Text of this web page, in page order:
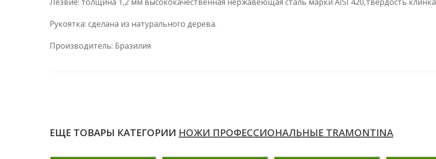
Рукоятка: сделана из натурального дерева.
Производитель: Бразилия
ЕЩЕ ТОВАРЫ КАТЕГОРИИ НОЖИ ПРОФЕССИОНАЛЬНЫЕ TRAMONTINA